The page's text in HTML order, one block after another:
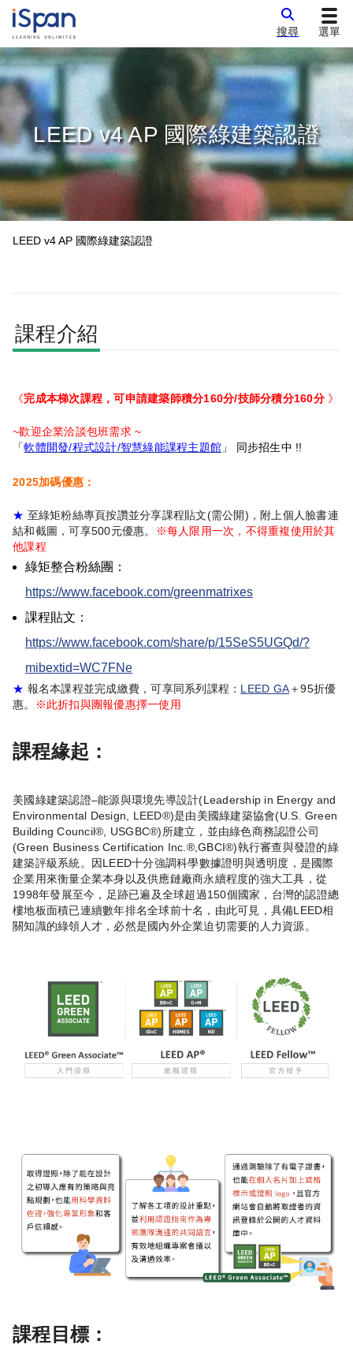
搜尋 選單
LEED v4 AP 國際綠建築認證
LEED v4 AP 國際綠建築認證
課程介紹
《完成本梯次課程，可申請建築師積分160分/技師分積分160分 》
~歡迎企業洽談包班需求 ~
「軟體開發/程式設計/智慧綠能課程主題館 」 同步招生中 !!
2025加碼優惠：
★ 至綠矩粉絲專頁按讚並分享課程貼文(需公開)，附上個人臉書連
結和截圖，可享500元優惠。
※每人限用一次，不得重複使用於其
他課程
綠矩整合粉絲團：
https://www.facebook.com/greenmatrixes
課程貼文：
https://www.facebook.com/share/p/15SeS5UGQd/?
mibextid=WC7FNe
★ 報名本課程並完成繳費，可享同系列課程： LEED GA＋95折優
惠。
※此折扣與團報優惠擇一使用
課程緣起：
美國綠建築認證–能源與環境先導設計(Leadership in Energy and
Environmental Design, LEED®)是由美國綠建築協會(U.S. Green
Building Council®, USGBC®)所建立，並由綠色商務認證公司
(Green Business Certification Inc.®,GBCI®)執行審查與發證的綠
建築評級系統。因LEED十分強調科學數據證明與透明度，是國際
企業用來衡量企業本身以及供應鏈廠商永續程度的強大工具，從
1998年發展至今，足跡已遍及全球超過150個國家，台灣的認證總
樓地板面積已連續數年排名全球前十名，由此可見，具備LEED相
關知識的綠領人才，必然是國內外企業迫切需要的人力資源。
課程目標：